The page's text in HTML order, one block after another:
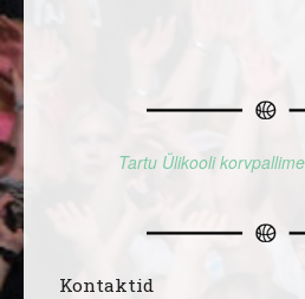
Tartu Ülikooli
Kontaktid